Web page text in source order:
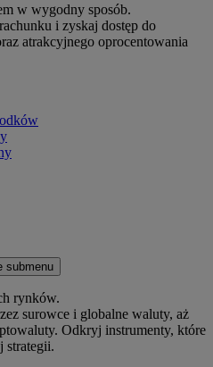
w wygodny sposób.
i zyskaj dostęp do
atrakcyjnego oprocentowania
submenu
rynków.
surowce i globalne waluty, aż
Odkryj instrumenty, które
strategii.